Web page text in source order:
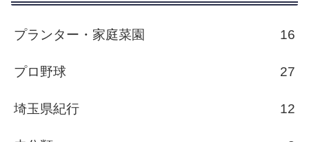
プランター・家庭菜園 16
プロ野球 27
埼玉県紀行 12